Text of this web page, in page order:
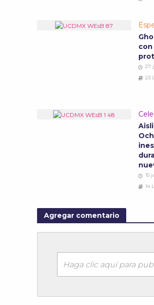
con
27
23
15
14
Agregar comentario
Haga clic aquí para